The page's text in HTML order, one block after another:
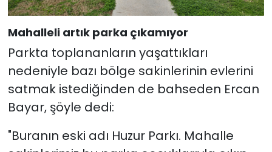
Mahalleli artık parka çıkamıyor
Parkta toplananların yaşattıkları
nedeniyle bazı bölge sakinlerinin evlerini
satmak istediğinden de bahseden Ercan
Bayar, şöyle dedi:
"Buranın eski adı Huzur Parkı. Mahalle